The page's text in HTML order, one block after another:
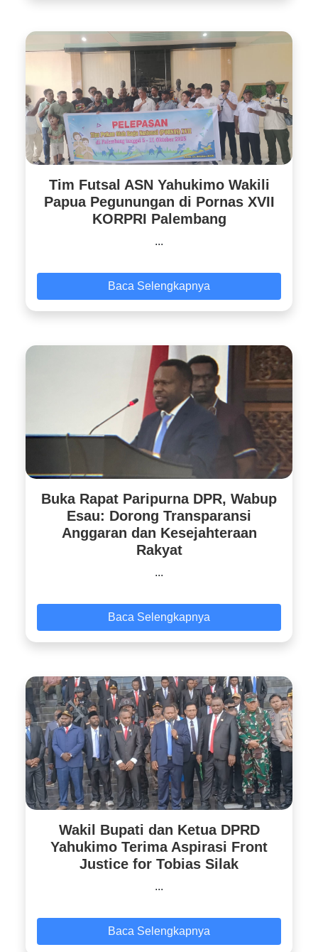
Tim Futsal ASN Yahukimo Wakili
Papua Pegunungan di Pornas XVII
KORPRI Palembang
...
Baca Selengkapnya
Buka Rapat Paripurna DPR, Wabup
Esau: Dorong Transparansi
Anggaran dan Kesejahteraan
Rakyat
...
Baca Selengkapnya
Wakil Bupati dan Ketua DPRD
Yahukimo Terima Aspirasi Front
Justice for Tobias Silak
...
Baca Selengkapnya